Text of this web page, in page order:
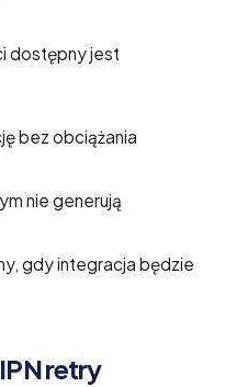
dostępny jest
bez obciążania
nie generują
gdy integracja będzie
retry